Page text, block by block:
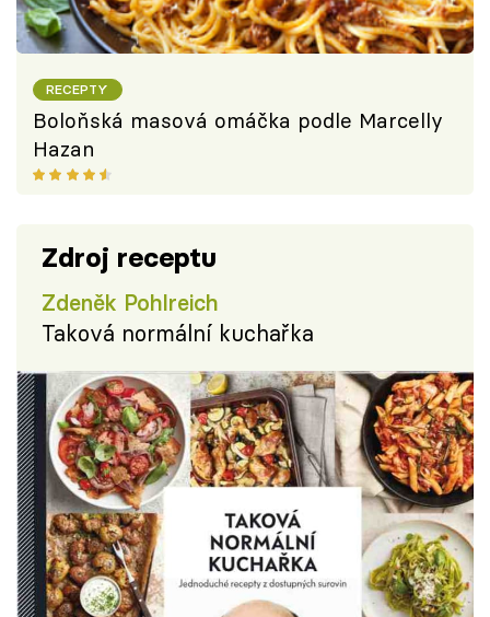
RECEPTY
Boloňská masová omáčka podle Marcelly
Hazan
Zdroj receptu
Zdeněk Pohlreich
Taková normální kuchařka